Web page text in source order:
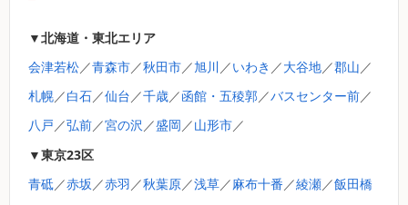
▼北海道・東北エリア
会津若松／青森市／秋田市／旭川 ／いわき ／大谷地／郡山 ／
札幌／白石／仙台 ／千歳／函館・五稜郭／バスセンター前／
八戸 ／弘前／宮の沢 ／盛岡 ／山形市／
▼東京23区
青砥／赤坂 ／赤羽 ／秋葉原／浅草／麻布十番 ／綾瀬／飯田橋